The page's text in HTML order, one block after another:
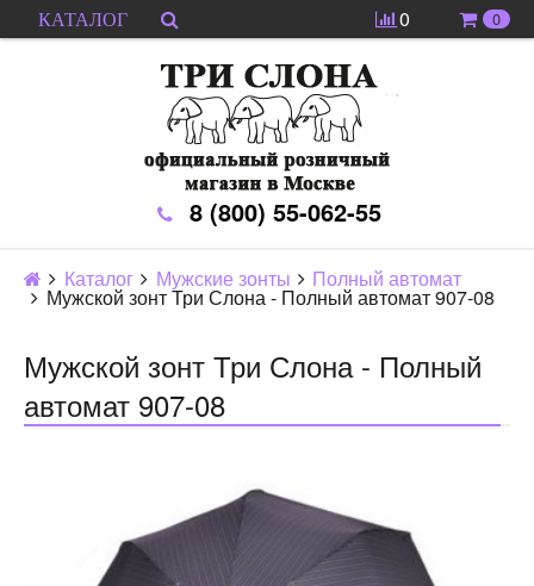
КАТАЛОГ 0 0
8 (800) 55-062-55
Каталог Мужские зонты Полный автомат
Мужской зонт Три Слона - Полный автомат 907-08
Мужской зонт Три Слона - Полный
автомат 907-08